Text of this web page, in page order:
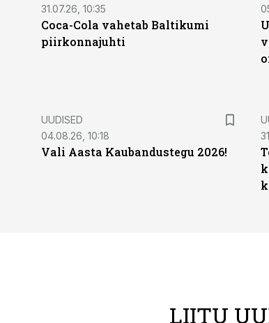
31.07.26, 10:35
Coca-Cola vahetab Baltikumi
piirkonnajuhti
UUDISED
04.08.26, 10:18
Vali Aasta Kaubandustegu 2026!
LIITU